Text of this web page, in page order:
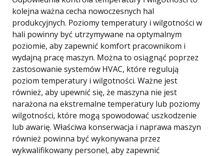
kolejna ważna cecha nowoczesnych hal
produkcyjnych. Poziomy temperatury i wilgotności w
hali powinny być utrzymywane na optymalnym
poziomie, aby zapewnić komfort pracownikom i
wydajną pracę maszyn. Można to osiągnąć poprzez
zastosowanie systemów HVAC, które regulują
poziom temperatury i wilgotności. Ważne jest
również, aby upewnić się, że maszyna nie jest
narażona na ekstremalne temperatury lub poziomy
wilgotności, które mogą spowodować uszkodzenie
lub awarię. Właściwa konserwacja i naprawa maszyn
również powinna być wykonywana przez
wykwalifikowany personel, aby zapewnić